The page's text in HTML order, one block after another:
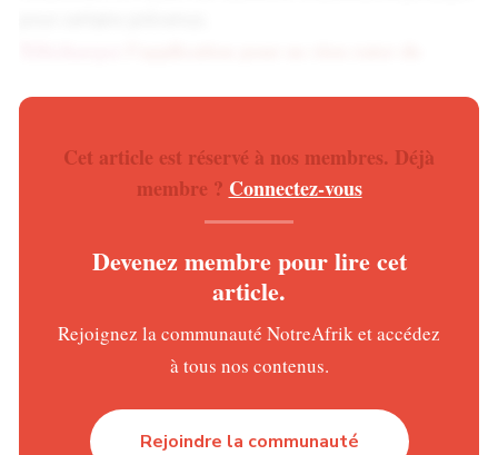
Le ministère ivoirien de la Justice et des Droits de
que les personnes concernées ont été arrêtées dans le
troubles à l’ordre publicliés à des attroupements
interdits. Le gouvernement soutient également que les
procédures judiciaires ont respecté les règles du procès
équitable et conteste l’idée d’arrestations arbitraires ou de
condamnations injustes.
Cet article est réservé à nos membres. Déjà
membre ? Connectez-vous
Devenez membre pour lire cet
article.
Rejoignez la communauté NotreAfrik et accédez
à tous nos contenus.
Rejoindre la communauté